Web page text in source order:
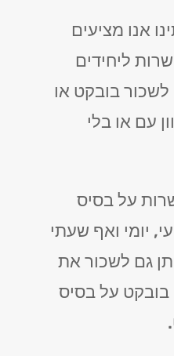
אנו מציעים
ליחידים
לשכור בובקט או
עם או בלי
על בסיס
יומי ואף שעתי
גם לשכור את
בובקט על בסיס